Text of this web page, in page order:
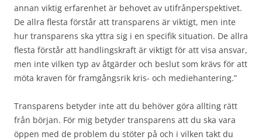
annan viktig erfarenhet är behovet av utifrånperspektivet.
De allra flesta förstår att transparens är viktigt, men inte
hur transparens ska yttra sig i en specifik situation. De allra
flesta förstår att handlingskraft är viktigt för att visa ansvar,
men inte vilken typ av åtgärder och beslut som krävs för att
möta kraven för framgångsrik kris- och mediehantering.”
Transparens betyder inte att du behöver göra allting rätt
från början. För mig betyder transparens att du ska vara
öppen med de problem du stöter på och i vilken takt du